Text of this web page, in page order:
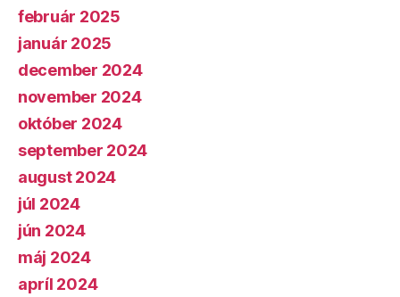
február 2025
január 2025
december 2024
november 2024
október 2024
september 2024
august 2024
júl 2024
jún 2024
máj 2024
apríl 2024